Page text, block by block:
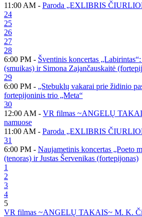
11:00 AM - Paroda „EXLIBRIS
24
25
26
27
28
6:00 PM - Šventinis koncertas
(smuikas) ir Simona Zajančauskaitė
29
6:00 PM - „Stebuklų vakarai prie židinio
fortepijoninis trio „Meta“
30
12:00 AM - VR filmas ~ANGELŲ
namuose
11:00 AM - Paroda „EXLIBRIS
31
6:00 PM - Naujametinis koncertas „Poeto
(tenoras) ir Justas Šervenikas (fortepijonas)
1
2
3
4
5
VR filmas ~ANGELŲ TAKAIS~ M. K.